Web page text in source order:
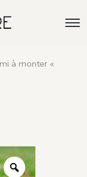
à monter «